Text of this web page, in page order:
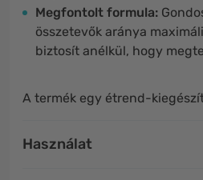
Megfontolt formula:
összetevők aránya
biztosít anélkül, hogy
A termék egy étrend-
Használat